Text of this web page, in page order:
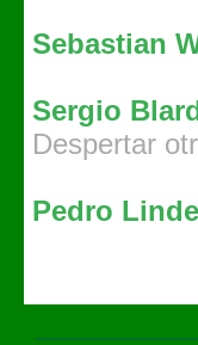
Sebastian
Sergio
Despertar
Pedro Linde